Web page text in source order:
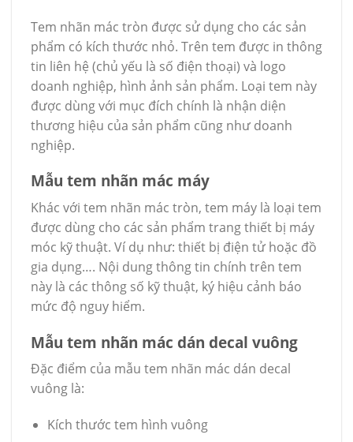
Tem nhãn mác tròn được sử dụng cho các sản
phẩm có kích thước nhỏ. Trên tem được in thông
tin liên hệ (chủ yếu là số điện thoại) và logo
doanh nghiệp, hình ảnh sản phẩm. Loại tem này
được dùng với mục đích chính là nhận diện
thương hiệu của sản phẩm cũng như doanh
nghiệp.
Mẫu tem nhãn mác máy
Khác với tem nhãn mác tròn, tem máy là loại tem
được dùng cho các sản phẩm trang thiết bị máy
móc kỹ thuật. Ví dụ như: thiết bị điện tử hoặc đồ
gia dụng…. Nội dung thông tin chính trên tem
này là các thông số kỹ thuật, ký hiệu cảnh báo
mức độ nguy hiểm.
Mẫu tem nhãn mác dán decal vuông
Đặc điểm của mẫu tem nhãn mác dán decal
vuông là:
Kích thước tem hình vuông